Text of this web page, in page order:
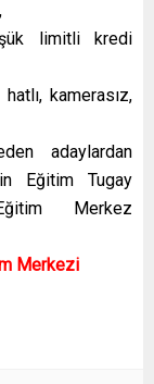
limitli kredi
kamerasız,
adaylardan
Eğitim Tugay
Merkez
Merkezi